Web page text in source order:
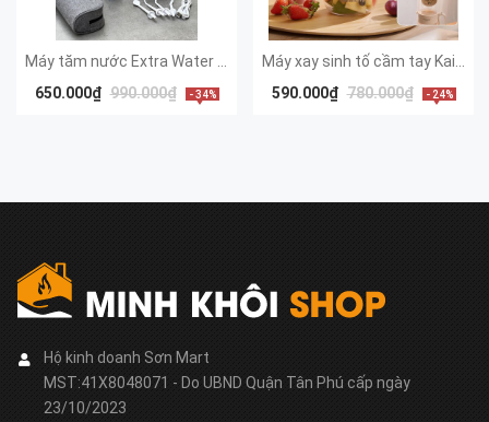
650.000₫ 990.000₫ - 34%
590.000₫ 780.000₫ - 24%
Hộ kinh doanh Sơn Mart
MST:41X8048071 - Do UBND Quận Tân Phú cấp ngày
23/10/2023